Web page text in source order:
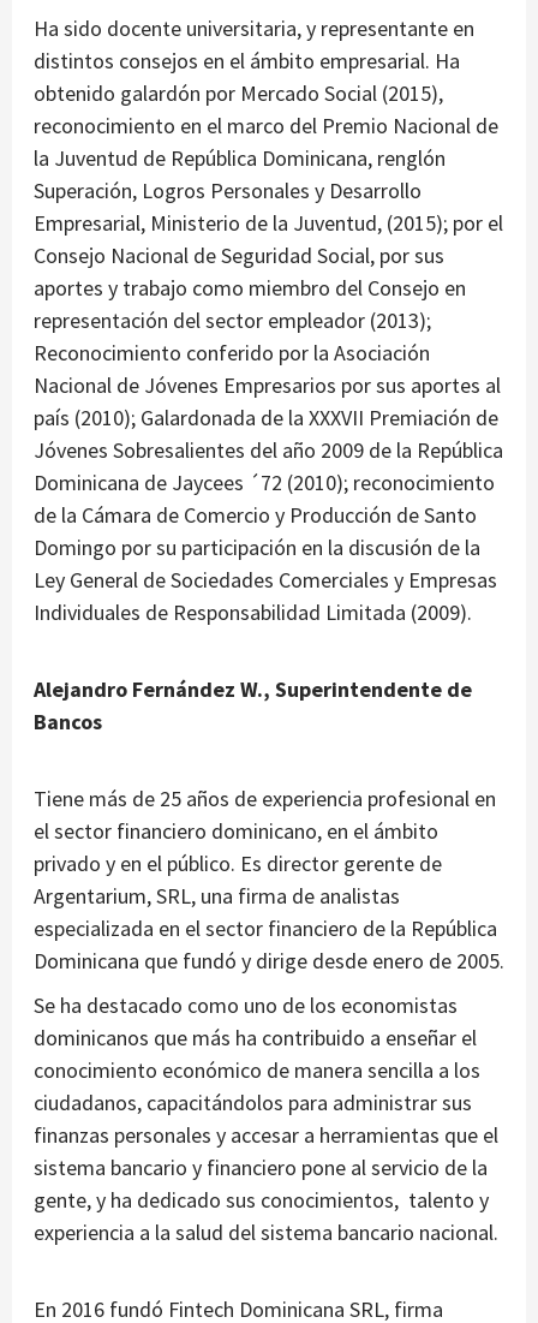
Ha sido docente universitaria, y representante en
distintos consejos en el ámbito empresarial. Ha
obtenido galardón por Mercado Social (2015),
reconocimiento en el marco del Premio Nacional de
la Juventud de República Dominicana, renglón
Superación, Logros Personales y Desarrollo
Empresarial, Ministerio de la Juventud, (2015); por el
Consejo Nacional de Seguridad Social, por sus
aportes y trabajo como miembro del Consejo en
representación del sector empleador (2013);
Reconocimiento conferido por la Asociación
Nacional de Jóvenes Empresarios por sus aportes al
país (2010); Galardonada de la XXXVII Premiación de
Jóvenes Sobresalientes del año 2009 de la República
Dominicana de Jaycees ´72 (2010); reconocimiento
de la Cámara de Comercio y Producción de Santo
Domingo por su participación en la discusión de la
Ley General de Sociedades Comerciales y Empresas
Individuales de Responsabilidad Limitada (2009).
Alejandro Fernández W., Superintendente de
Bancos
Tiene más de 25 años de experiencia profesional en
el sector financiero dominicano, en el ámbito
privado y en el público. Es director gerente de
Argentarium, SRL, una firma de analistas
especializada en el sector financiero de la República
Dominicana que fundó y dirige desde enero de 2005.
Se ha destacado como uno de los economistas
dominicanos que más ha contribuido a enseñar el
conocimiento económico de manera sencilla a los
ciudadanos, capacitándolos para administrar sus
finanzas personales y accesar a herramientas que el
sistema bancario y financiero pone al servicio de la
gente, y ha dedicado sus conocimientos, talento y
experiencia a la salud del sistema bancario nacional.
En 2016 fundó Fintech Dominicana SRL, firma